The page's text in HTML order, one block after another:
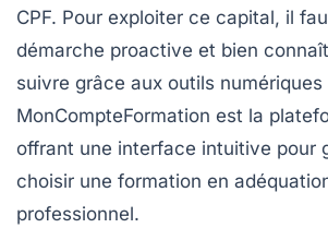
CPF. Pour exploiter ce capital, il
démarche proactive et bien
suivre grâce aux outils
MonCompteFormation est la
offrant une interface intuitive pour
choisir une formation en
professionnel.